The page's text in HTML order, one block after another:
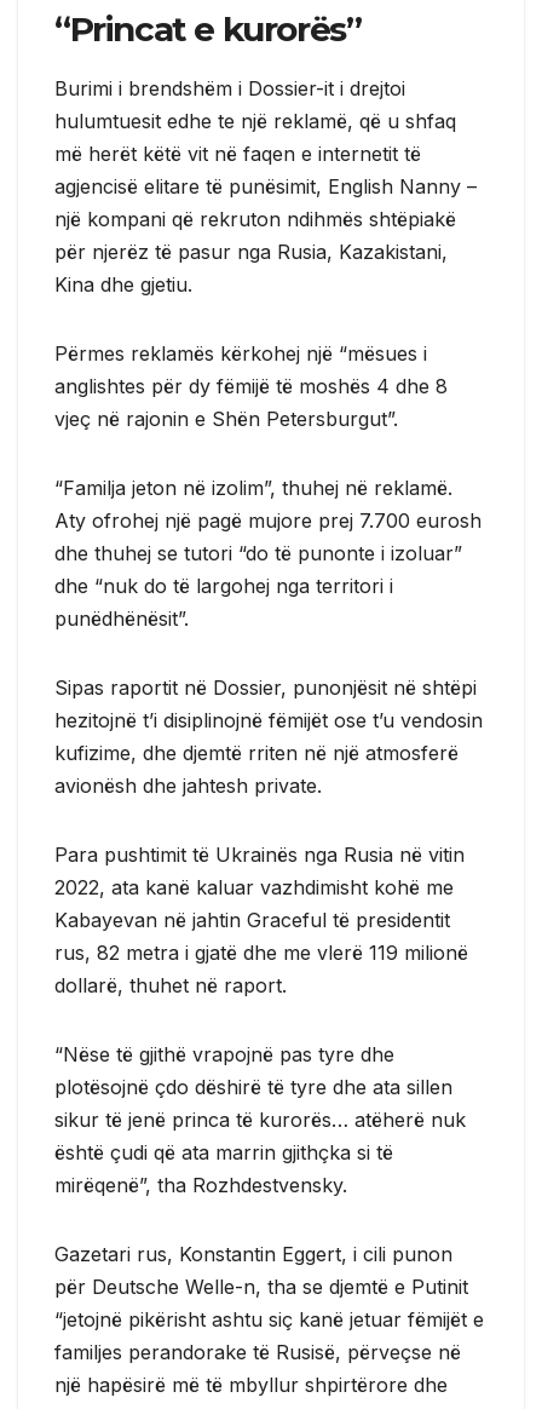
“Princat e kurorës”
Burimi i brendshëm i Dossier-it i drejtoi
hulumtuesit edhe te një reklamë, që u shfaq
më herët këtë vit në faqen e internetit të
agjencisë elitare të punësimit, English Nanny –
një kompani që rekruton ndihmës shtëpiakë
për njerëz të pasur nga Rusia, Kazakistani,
Kina dhe gjetiu.
Përmes reklamës kërkohej një “mësues i
anglishtes për dy fëmijë të moshës 4 dhe 8
vjeç në rajonin e Shën Petersburgut”.
“Familja jeton në izolim”, thuhej në reklamë.
Aty ofrohej një pagë mujore prej 7.700 eurosh
dhe thuhej se tutori “do të punonte i izoluar”
dhe “nuk do të largohej nga territori i
punëdhënësit”.
Sipas raportit në Dossier, punonjësit në shtëpi
hezitojnë t’i disiplinojnë fëmijët ose t’u vendosin
kufizime, dhe djemtë rriten në një atmosferë
avionësh dhe jahtesh private.
Para pushtimit të Ukrainës nga Rusia në vitin
2022, ata kanë kaluar vazhdimisht kohë me
Kabayevan në jahtin Graceful të presidentit
rus, 82 metra i gjatë dhe me vlerë 119 milionë
dollarë, thuhet në raport.
“Nëse të gjithë vrapojnë pas tyre dhe
plotësojnë çdo dëshirë të tyre dhe ata sillen
sikur të jenë princa të kurorës… atëherë nuk
është çudi që ata marrin gjithçka si të
mirëqenë”, tha Rozhdestvensky.
Gazetari rus, Konstantin Eggert, i cili punon
për Deutsche Welle-n, tha se djemtë e Putinit
“jetojnë pikërisht ashtu siç kanë jetuar fëmijët e
familjes perandorake të Rusisë, përveçse në
një hapësirë më të mbyllur shpirtërore dhe